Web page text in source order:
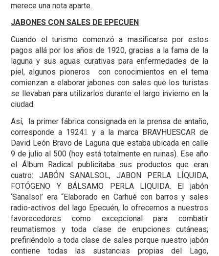
merece una nota aparte.
JABONES CON SALES DE EPECUEN
Cuando el turismo comenzó a masificarse por estos
pagos allá por los años de 1920, gracias a la fama de la
laguna y sus aguas curativas para enfermedades de la
piel, algunos pioneros con conocimientos en el tema
comienzan a elaborar jabones con sales que los turistas
se llevaban para utilizarlos durante el largo invierno en la
ciudad.
Así, la primer fábrica consignada en la prensa de antaño,
corresponde a 19241 y a la marca BRAVHUESCAR de
David León Bravo de Laguna que estaba ubicada en calle
9 de julio al 500 (hoy está totalmente en ruinas). Ese año
el Álbum Radical publicitaba sus productos que eran
cuatro: JABÓN SANALSOL, JABON PERLA LÍQUIDA,
FOTÓGENO Y BÁLSAMO PERLA LIQUIDA. El jabón
‘Sanalsol’ era “Elaborado en Carhué con barros y sales
radio-activos del lago Epecuén, lo ofrecemos a nuestros
favorecedores como excepcional para combatir
reumatismos y toda clase de erupciones cutáneas;
prefiriéndolo a toda clase de sales porque nuestro jabón
contiene todas las sustancias propias del Lago,